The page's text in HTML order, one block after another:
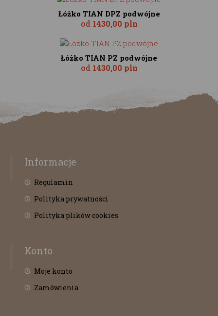
Łóżko TIAN DPZ podwójne
od 1430,00 pln
Łóżko TIAN PZ podwójne
od 1430,00 pln
Informacje
Regulamin
Polityka prywatności
Polityka plików cookies
Konto
Moje konto
Zamówienia